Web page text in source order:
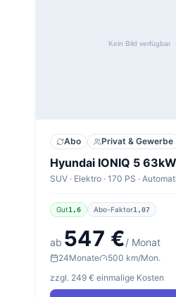
Abo Privat & Gewerbe
Gut1,6 Abo-Faktor1,07
ab 547 €/ Monat
24Monate
500 km/Mon.
zzgl. 249 € einmalige Kosten